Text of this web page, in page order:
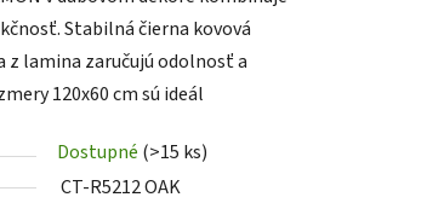
Stabilná čierna kovová
z lamina zaručujú odolnosť a
120x60 cm sú ideál
Dostupné (>15 ks)
CT-R5212 OAK